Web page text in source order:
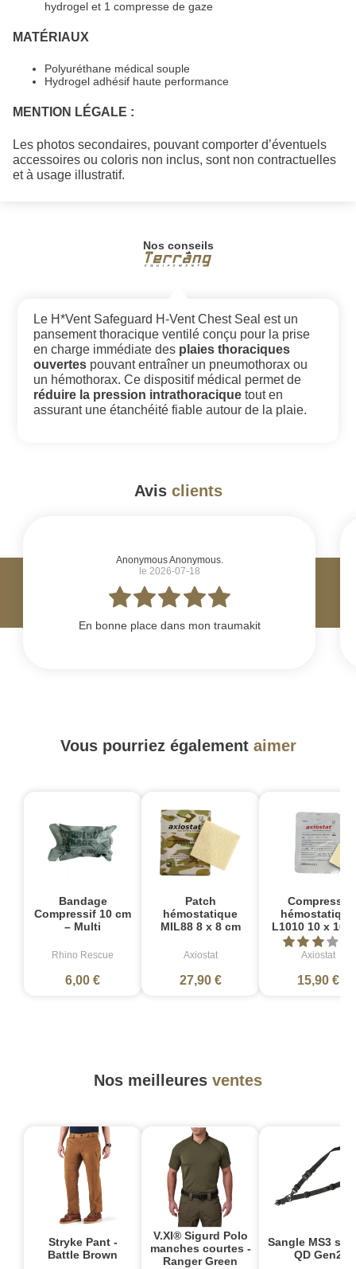
hydrogel et 1 compresse de gaze
MATÉRIAUX
Polyuréthane médical souple
Hydrogel adhésif haute performance
MENTION LÉGALE :
Les photos secondaires, pouvant comporter d’éventuels
accessoires ou coloris non inclus, sont non contractuelles
et à usage illustratif.
Nos conseils
Le H*Vent Safeguard H-Vent Chest Seal est un
pansement thoracique ventilé conçu pour la prise
en charge immédiate des plaies thoraciques
ouvertes pouvant entraîner un pneumothorax ou
un hémothorax. Ce dispositif médical permet de
réduire la pression intrathoracique tout en
assurant une étanchéité fiable autour de la plaie.
Avis clients
Anonymous Anonymous.
le 2026-07-18
En bonne place dans mon traumakit
Vous pourriez également aimer
Bandage
Compressif 10 cm
– Multi
Rhino Rescue
6,00 €
Patch
hémostatique
MIL88 8 x 8 cm
Axiostat
27,90 €
Compresse
hémostatique
L1010 10 x 10
Axiostat
15,90 €
Nos meilleures ventes
Stryke Pant -
Battle Brown
V.XI® Sigurd Polo
manches courtes -
Ranger Green
Sangle MS3
QD Gen2